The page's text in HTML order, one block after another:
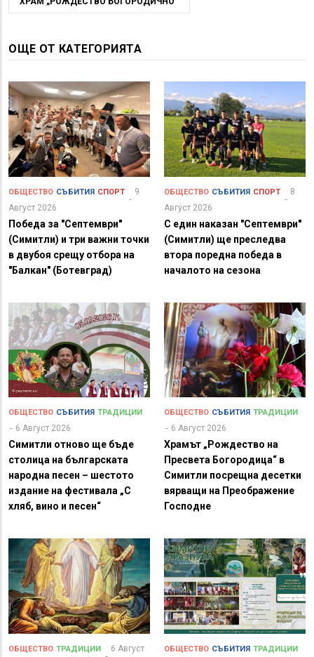
ОЩЕ ОТ КАТЕГОРИЯТА
ОБЩЕСТВО СЪБИТИЯ СПОРТ
9
Август 2026
Победа за "Септември"
(Симитли) и три важни точки
в двубоя срещу отбора на
"Балкан" (Ботевград)
ОБЩЕСТВО СЪБИТИЯ СПОРТ
8
Август 2026
С един наказан "Септември"
(Симитли) ще преследва
втора поредна победа в
началото на сезона
ОБЩЕСТВО СЪБИТИЯ ТРАДИЦИИ
6 Август 2026
Симитли отново ще бъде
столица на българската
народна песен – шестото
издание на фестивала „С
хляб, вино и песен“
ОБЩЕСТВО СЪБИТИЯ ТРАДИЦИИ
6 Август 2026
Храмът „Рождество на
Пресвета Богородица“ в
Симитли посрещна десетки
вярващи на Преображение
Господне
ОБЩЕСТВО ТРАДИЦИИ
6 Август
ОБЩЕСТВО СЪБИТИЯ ТРАДИЦИИ